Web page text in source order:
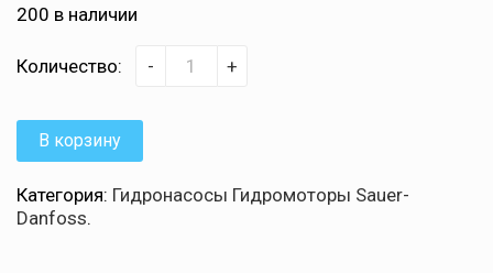
customer
ratings
200 в наличии
Количество: - +
В корзину
Категория: Гидронасосы Гидромоторы Sauer-
Danfoss.